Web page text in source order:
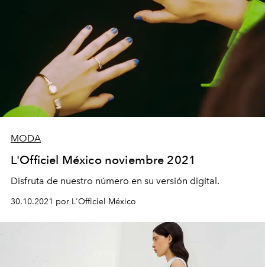
MODA
L'Officiel México noviembre 2021
Disfruta de nuestro número en su versión digital.
30.10.2021 por L'Officiel México